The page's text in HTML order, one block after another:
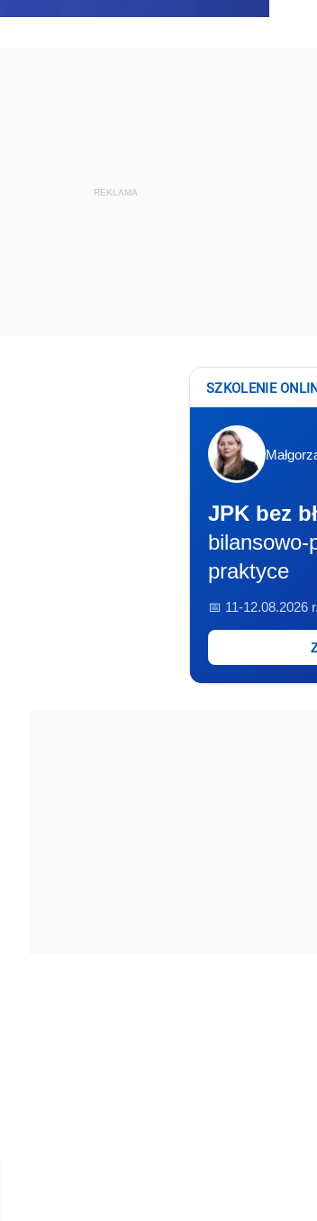
SZKOLENIE
JPK bez
bilansowo-
praktyce
📅 11-12.08.2026